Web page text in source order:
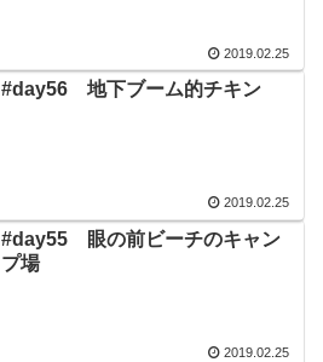
2019.02.25
#day56 地下ブーム的チキン
2019.02.25
#day55 眼の前ビーチのキャン
プ場
2019.02.25